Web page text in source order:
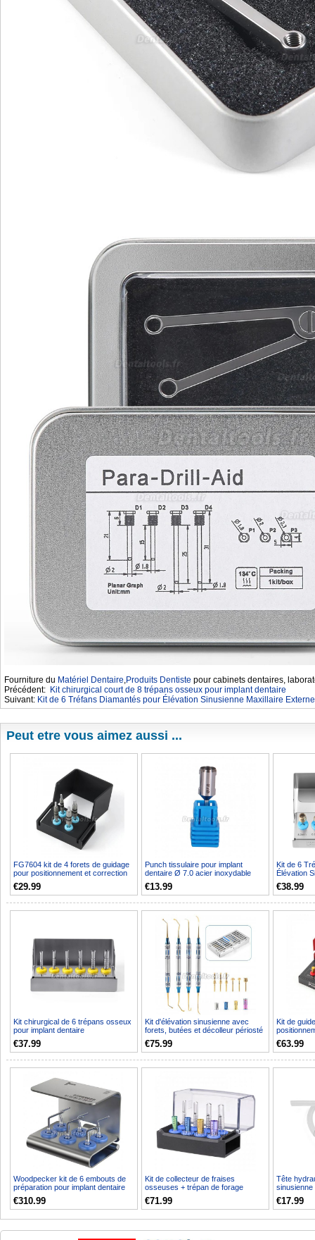
Fourniture du Matériel Dentaire,Produits Dentiste pour cabinets dentaires,
Précédent: Kit chirurgical court de 8 trépans osseux pour implant dentaire
Suivant: Kit de 6 Tréfans Diamantés pour Élévation Sinusienne Maxillaire Externe
Peut etre vous aimez aussi ...
FG7604 kit de 4 forets de guidage
pour positionnement et correction
cervicale (i...
€29.99
Punch tissulaire pour implant
dentaire Ø 7.0 acier inoxydable
pour contre-angle ...
€13.99
Kit de 6
Élévation
Externe
€38.99
Kit chirurgical de 6 trépans osseux
pour implant dentaire
€37.99
Kit d'élévation sinusienne avec
forets, butées et décolleur périosté
pour implan...
€75.99
Kit de
dentaire
€63.99
Woodpecker kit de 6 embouts de
préparation pour implant dentaire
SL1 / SI2 / SI5...
€310.99
Kit de collecteur de fraises
osseuses + trépan de forage
dentaire
€71.99
Tête
sinusienne
dentaire)
€17.99